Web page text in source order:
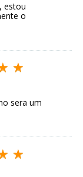
estou
o
sera um